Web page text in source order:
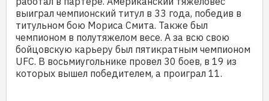
выиграл чемпионский титул в 33 года, победив в
титульном бою Мориса Смита. Также был
чемпионом в полутяжелом весе. А за всю свою
бойцовскую карьеру был пятикратным чемпионом
UFC. В восьмиугольнике провел 30 боев, в 19 из
которых вышел победителем, а проиграл 11.